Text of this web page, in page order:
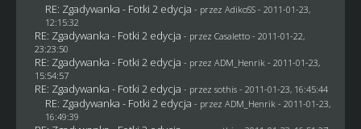
RE: Zgadywanka - Fotki 2 edycja - przez AdikoSS - 2011-01-23,
12:15:32
RE: Zgadywanka - Fotki 2 edycja - przez Casaletto- 2011-01-22,
23:23:50
RE: Zgadywanka - Fotki 2 edycja - przez ADM_Henrik - 2011-01-23,
15:54:57
RE: Zgadywanka - Fotki 2 edycja - przez sothis- 2011-01-23, 16:45:44
RE: Zgadywanka - Fotki 2 edycja - przez ADM_Henrik - 2011-01-23,
16:49:39